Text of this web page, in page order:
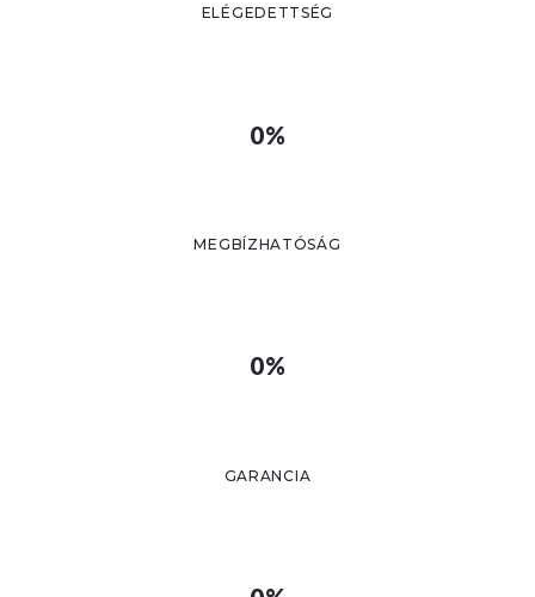
ELÉGEDETTSÉG
0%
MEGBÍZHATÓSÁG
0%
GARANCIA